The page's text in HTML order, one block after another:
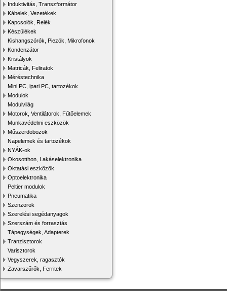
Induktivitás, Transzformátor
Kábelek, Vezetékek
Kapcsolók, Relék
Készülékek
Kishangszórók, Piezók, Mikrofonok
Kondenzátor
Kristályok
Matricák, Feliratok
Méréstechnika
Mini PC, ipari PC, tartozékok
Modulok
Modulvilág
Motorok, Ventilátorok, Fűtőelemek
Munkavédelmi eszközök
Műszerdobozok
Napelemek és tartozékok
NYÁK-ok
Okosotthon, Lakáselektronika
Oktatási eszközök
Optoelektronika
Peltier modulok
Pneumatika
Szenzorok
Szerelési segédanyagok
Szerszám és forrasztás
Tápegységek, Adapterek
Tranzisztorok
Varisztorok
Vegyszerek, ragasztók
Zavarszűrők, Ferritek